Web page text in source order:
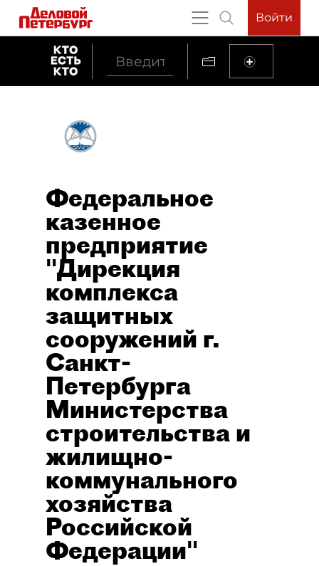
Войти
Федеральное
казенное
предприятие
"Дирекция
комплекса
защитных
сооружений г.
Санкт-
Петербурга
Министерства
строительства и
жилищно-
коммунального
хозяйства
Российской
Федерации"